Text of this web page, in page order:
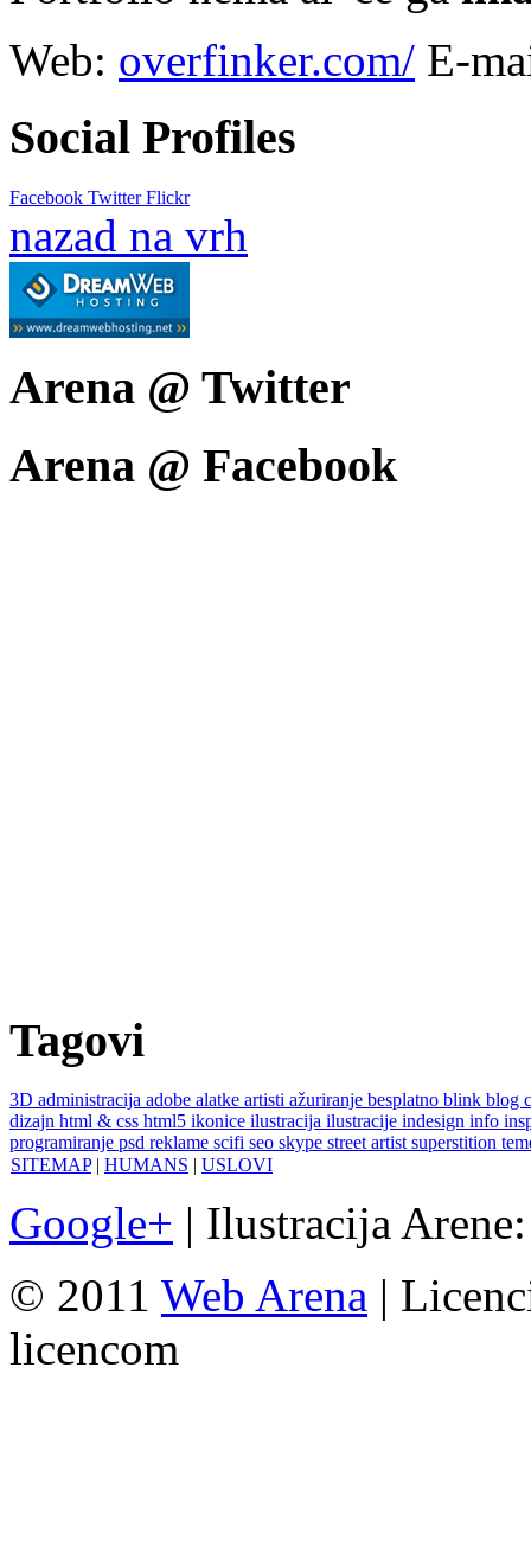
Web: overfinker.com/ E-
Social Profiles
Facebook Twitter Flickr
nazad na vrh
Arena @ Twitter
Arena @ Facebook
Tagovi
3D administracija adobe alatke artisti ažuriranje besplatno blink blog
dizajn html & css html5 ikonice ilustracija ilustracije indesign info
programiranje psd reklame scifi seo skype street artist superstition
SITEMAP| HUMANS | USLOVI
Google+ | Ilustracija
© 2011 Web Arena |
licencom